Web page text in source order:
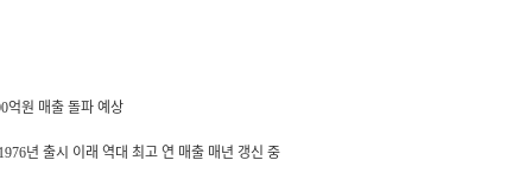
억원 매출 돌파 예상
년 출시 이래 역대 최고 연 매출 매년 갱신 중